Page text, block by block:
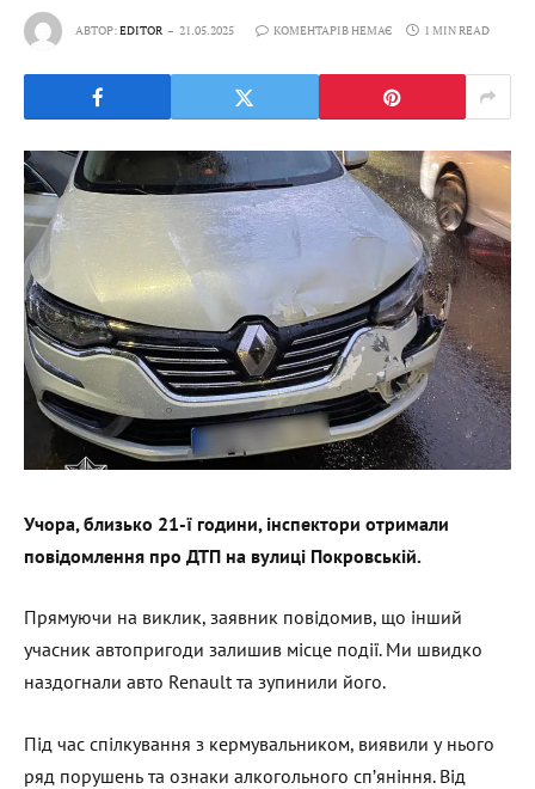
АВТОР:EDITOR 21.05.2025 КОМЕНТАРІВ НЕМАЄ 1 MIN READ
Учора, близько 21-ї години, інспектори отримали
повідомлення про ДТП на вулиці Покровській.
Прямуючи на виклик, заявник повідомив, що інший
учасник автопригоди залишив місце події. Ми швидко
наздогнали авто Renault та зупинили його.
Під час спілкування з кермувальником, виявили у нього
ряд порушень та ознаки алкогольного сп’яніння. Від